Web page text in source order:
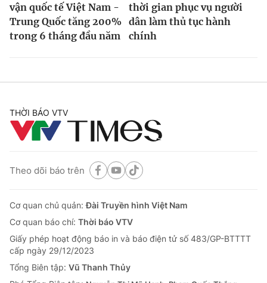
vận quốc tế Việt Nam -
Trung Quốc tăng 200%
trong 6 tháng đầu năm
thời gian phục vụ người
dân làm thủ tục hành
chính
THỜI BÁO VTV
Theo dõi báo trên
Cơ quan chủ quản:Đài Truyền hình Việt Nam
Cơ quan báo chí: Thời báo VTV
Giấy phép hoạt động báo in và báo điện tử số 483/GP-BTTTT
cấp ngày 29/12/2023
Tổng Biên tập: Vũ Thanh Thủy